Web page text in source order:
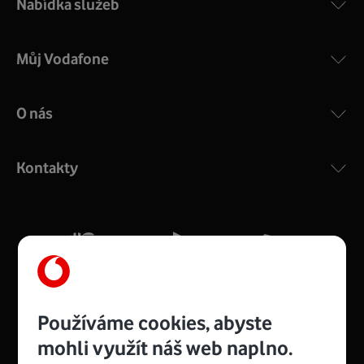
COMPAL CH7465VF
silný signál pro celou domácnost. Kompaktní rozměry 21
Více o COMPAL CH7465VF
Nabídka služeb
Můj Vodafone
O nás
Kontakty
Používáme cookies, abyste
mohli využít náš web naplno.